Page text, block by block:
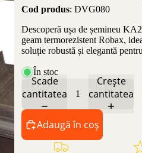
Cod produs: DVG080
Descoperă ușa de șemineu
geam termorezistent Robax,
soluție robustă și elegantă
În stoc
Scade
cantitatea
Crește
cantitatea
Adaugă în coș